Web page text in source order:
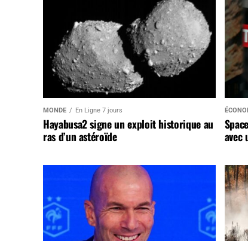
MONDE En Ligne 7 jours
Hayabusa2 signe un exploit historique au
ras d’un astéroïde
avec